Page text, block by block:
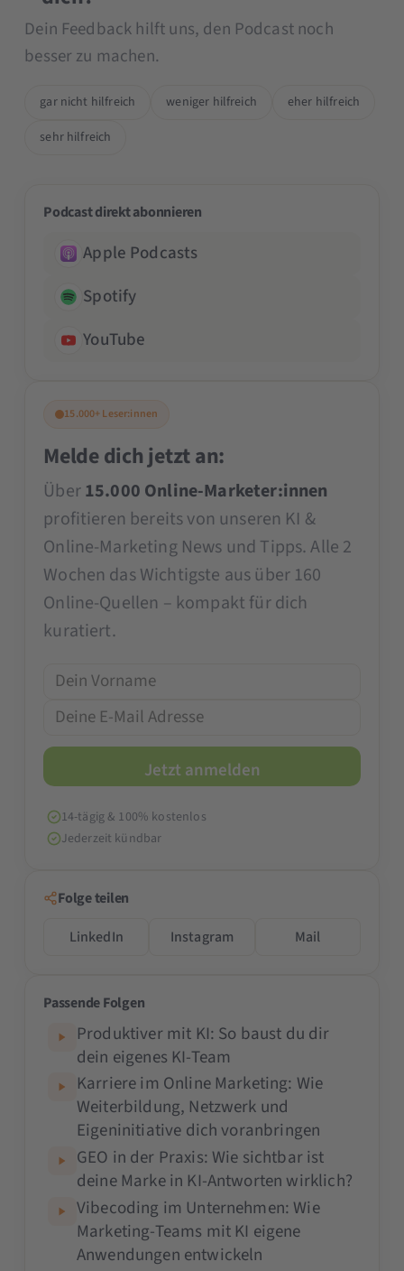
Dein Feedback hilft uns, den Podcast noch
besser zu machen.
gar nicht hilfreich weniger hilfreich
eher hilfreich
sehr hilfreich
Podcast direkt abonnieren
Apple Podcasts
Spotify
YouTube
15.000+ Leser:innen
Melde dich jetzt an:
Über15.000 Online-Marketer:innen
profitieren bereits von unseren KI &
Online-Marketing News und Tipps. Alle 2
Wochen das Wichtigste aus über 160
Online-Quellen – kompakt für dich
kuratiert.
14-tägig & 100% kostenlos
Jederzeit kündbar
Folge teilen
LinkedIn
Instagram Mail
Passende Folgen
Produktiver mit KI: So baust du dir
dein eigenes KI-Team
Karriere im Online Marketing: Wie
Weiterbildung, Netzwerk und
Eigeninitiative dich voranbringen
GEO in der Praxis: Wie sichtbar ist
deine Marke in KI-Antworten wirklich?
Vibecoding im Unternehmen: Wie
Marketing-Teams mit KI eigene
Anwendungen entwickeln